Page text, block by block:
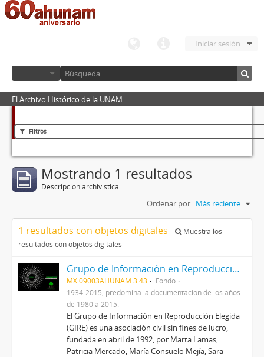
Iniciar sesión
El Archivo Histórico de la UNAM
Filtros
Mostrando 1 resultados
Descripción archivística
Ordenar por: Más reciente
1 resultados con objetos digitales
Muestra los
resultados con objetos digitales
Grupo de Información en Reproducción Elegida (GIRE)
MX 09003AHUNAM 3.43
Fondo
1934-2015, predomina la documentación de los años
de 1980 a 2015.
El Grupo de Información en Reproducción Elegida
(GIRE) es una asociación civil sin fines de lucro,
fundada en abril de 1992, por Marta Lamas,
Patricia Mercado, María Consuelo Mejía, Sara